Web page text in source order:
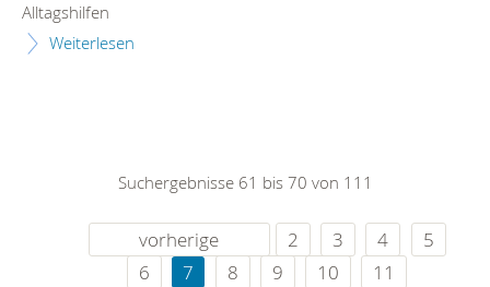
Alltagshilfen
Weiterlesen
Suchergebnisse 61 bis 70 von 111
vorherige 2 3 4
5
6
7 8 9 10
11